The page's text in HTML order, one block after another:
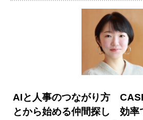
AIと人事のつながり方
とから始める仲間探し 効率